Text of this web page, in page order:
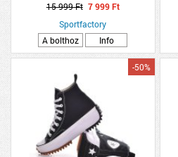
15 999 Ft 7 999 Ft
Sportfactory
A bolthoz
Info
-50%